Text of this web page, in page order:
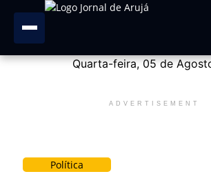
Quarta-feira, 05 de
ADVERTISEMENT
Política